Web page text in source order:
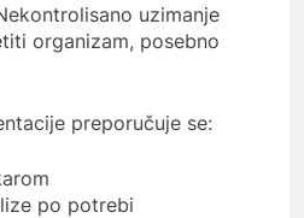
uzimanje
organizam, posebno
preporučuje se:
po potrebi